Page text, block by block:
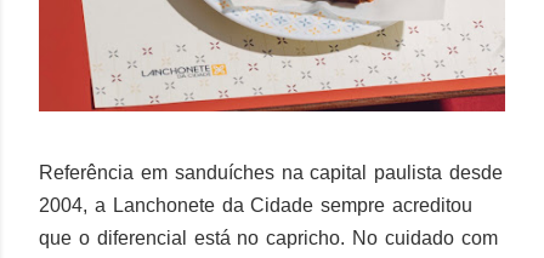
Referência em sanduíches na capital paulista desde
2004, a Lanchonete da Cidade sempre acreditou
que o diferencial está no capricho. No cuidado com